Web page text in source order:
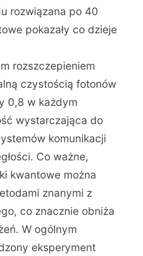
rozwiązana po 40
pokazały co dzieje
rozszczepieniem
czystością fotonów
0,8 w każdym
wystarczająca do
komunikacji
Co ważne,
kwantowe można
znanymi z
co znacznie obniża
W ogólnym
eksperyment